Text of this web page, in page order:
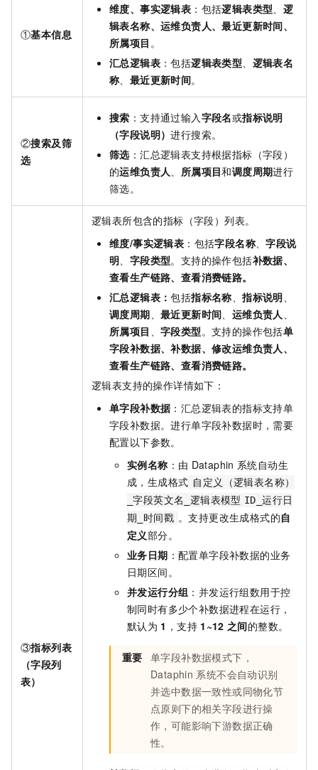
①基本信息
维度、事实逻辑表 ：包括逻辑表类型
逻
辑表名称、运维负责人、最近更新时间、
所属项目 。
汇总逻辑表 ：包括逻辑表类型
逻辑表名
称
最近更新时间。
②搜索及筛
选
搜索 ：支持通过输入 字段名或指标说明
（字段说明）进行搜索。
筛选：汇总逻辑表支持根据指标（字段）
的运维负责人 所属项目和调度周期进行
筛选。
③指标列表
（字段列
表）
逻辑表所包含的指标（字段）列表。
维度/事实逻辑表 ：包括字段名称 、字段说
明
字段类型。支持的操作包括补数据、
查看生产链路、查看消费链路。
汇总逻辑表：包括指标名称 、指标说明
调度周期 、最近更新时间 运维负责人
所属项目
、字段类型 。支持的操作包括单
字段补数据、补数据、修改运维负责人、
查看生产链路、查看消费链路。
逻辑表支持的操作详情如下：
单字段补数据：汇总逻辑表的指标支持单
字段补数据。进行单字段补数据时，需要
配置以下参数。
实例名称 ：由 Dataphin 系统自动生
成，生成格式 自定义（逻辑表名称）
_字段英文名_逻辑表模型 ID_运行日
期_时间戳 。支持更改生成格式的自
定义部分。
业务日期 ：配置单字段补数据的业务
日期区间。
并发运行分组 ：并发运行组数用于控
制同时有多少个补数据进程在运行，
默认为 1 ，支持 1~12 之间的整数。
重要 单字段补数据模式下，
Dataphin 系统不会自动识别
并选中数据一致性或同物化节
点原则下的相关字段进行操
作，可能影响下游数据正确
性。